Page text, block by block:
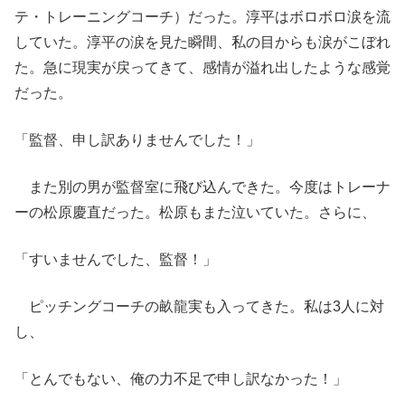
テ・トレーニングコーチ）だった。淳平はボロボロ涙を流
していた。淳平の涙を見た瞬間、私の目からも涙がこぼれ
た。急に現実が戻ってきて、感情が溢れ出したような感覚
だった。
「監督、申し訳ありませんでした！」
また別の男が監督室に飛び込んできた。今度はトレーナ
ーの松原慶直だった。松原もまた泣いていた。さらに、
「すいませんでした、監督！」
ピッチングコーチの畝龍実も入ってきた。私は3人に対
し、
「とんでもない、俺の力不足で申し訳なかった！」